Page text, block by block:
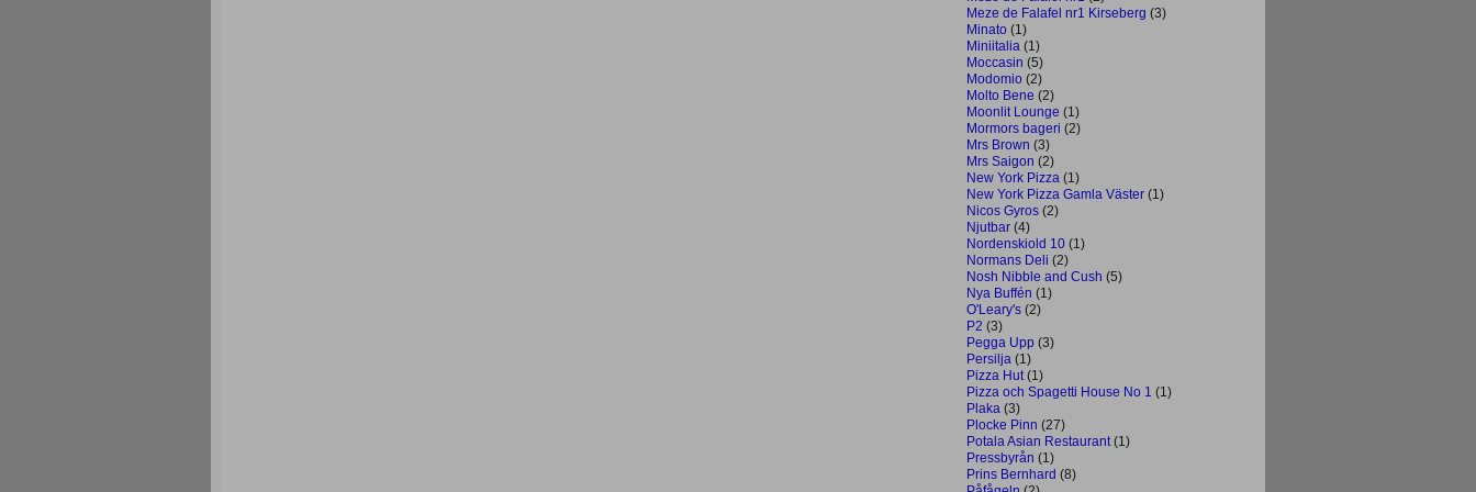
Meze de Falafel nr1 Kirseberg (3)
Minato (1)
Miniitalia (1)
Moccasin (5)
Modomio (2)
Molto Bene (2)
Moonlit Lounge (1)
Mormors bageri (2)
Mrs Brown (3)
Mrs Saigon (2)
New York Pizza (1)
New York Pizza Gamla Väster (1)
Nicos Gyros (2)
Njutbar (4)
Nordenskiold 10 (1)
Normans Deli (2)
Nosh Nibble and Cush (5)
Nya Buffén (1)
O'Leary's (2)
P2 (3)
Pegga Upp (3)
Persilja (1)
Pizza Hut (1)
Pizza och Spagetti House No 1 (1)
Plaka (3)
Plocke Pinn (27)
Potala Asian Restaurant (1)
Pressbyrån (1)
Prins Bernhard (8)